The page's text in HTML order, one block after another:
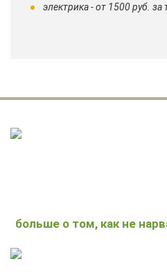
электрика - от 1500 руб. за
больше о том, как не